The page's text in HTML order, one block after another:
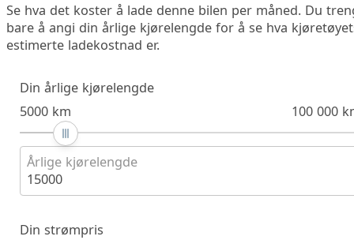
Se hva det koster å lade denne bilen per måned. Du
bare å angi din årlige kjørelengde for å se hva
estimerte ladekostnad er.
Din årlige kjørelengde
5000 km
100 000
Årlige kjørelengde
15000
Din strømpris